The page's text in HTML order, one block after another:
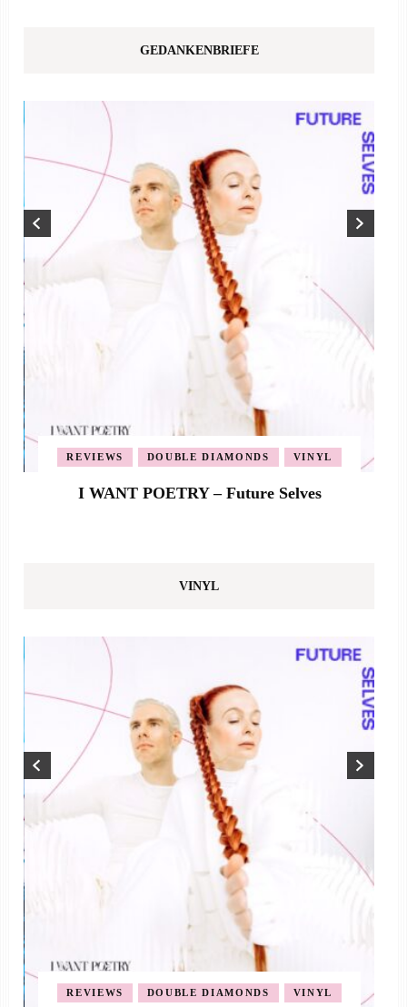
GEDANKENBRIEFE
REVIEWS DOUBLE DIAMONDS VINYL
I WANT POETRY – Future Selves
VINYL
REVIEWS DOUBLE DIAMONDS VINYL